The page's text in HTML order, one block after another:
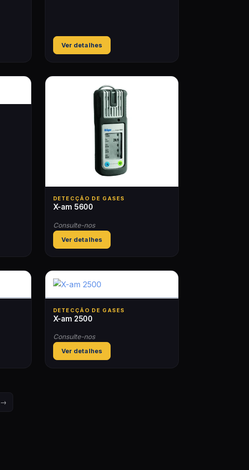
Ver detalhes
DETECÇÃO DE GASES
X-am 5600
Consulte-nos
Ver detalhes
DETECÇÃO DE GASES
X-am 2500
Consulte-nos
Ver detalhes
→